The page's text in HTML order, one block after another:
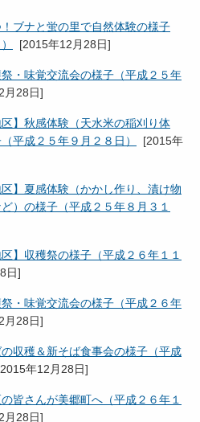
！ブナと蛍の里で自然体験の様子
[2015年12月28日]
祭・味覚交流会の様子（平成２５年
月28日]
区】秋感体験（天水米の稲刈り体
平成２５年９月２８日）
[2015年
区】夏感体験（かかし作り、漬け物
）の様子（平成２５年８月３１
】収穫祭の様子（平成２６年１１
日]
祭・味覚交流会の様子（平成２６年
月28日]
の収穫＆新そば食事会の様子（平成
2015年12月28日]
皆さんが美郷町へ（平成２６年１
月28日]